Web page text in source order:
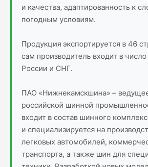
и качества, адаптированность к
погодным условиям.
Продукция экспортируется в 46
сам производитель входит в
России и СНГ.
ПАО «Нижнекамскшина» –
российской шинной
входит в состав шинного
и специализируется на
легковых автомобилей,
транспорта, а также шин для